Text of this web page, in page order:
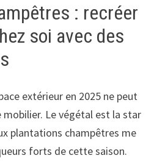
: recréer
soi avec des
extérieur en 2025 ne peut
mobilier. Le végétal est la star
plantations champêtres me
forts de cette saison.